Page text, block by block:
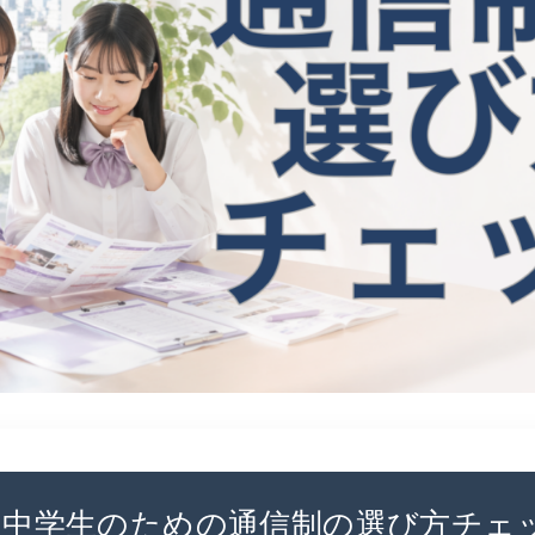
学生のための通信制の選び方チ